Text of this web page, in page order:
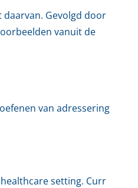
Gevolgd door
vanuit de
van adressering
setting. Curr